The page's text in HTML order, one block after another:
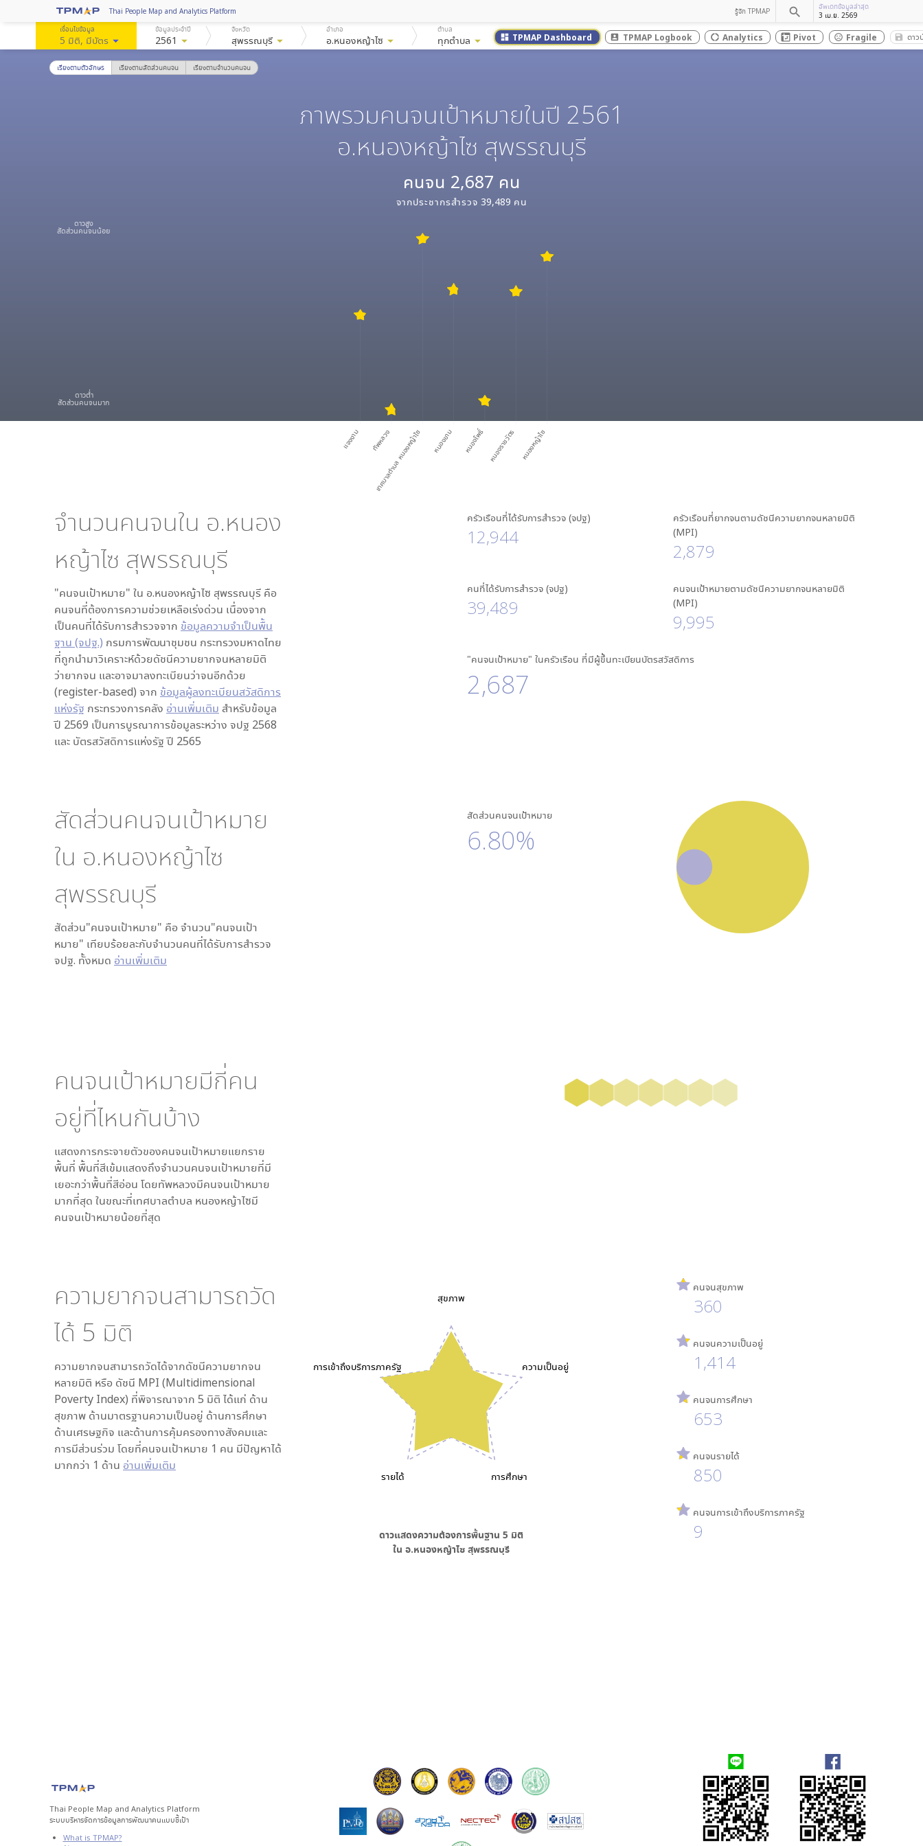
Thai People Map and Analytics Platform รู้จัก TPMAP search
อัพเดทข้อมูลล่าสุด
3 เม.ย. 2569
เงื่อนไขข้อมูล
5 มิติ, มีบัตรarrow_drop_down
ข้อมูลประจำปี
2561 arrow_drop_down
จังหวัด
สุพรรณบุรีarrow_drop_down
อำเภอ
อ.หนองหญ้าไซ arrow_drop_down
ตำบล
ทุกตำบล arrow_drop_down dashboard TPMAP Dashboard account_box TPMAP Logbook donut_large Analytics Pivot sentiment_dissatisfied Fragile ดาว
เรียงตามตัวอักษร เรียงตามสัดส่วนคนจน เรียงตามจำนวนคนจน
ภาพรวมคนจนเป้าหมายในปี 2561
อ.หนองหญ้าไซ สุพรรณบุรี
คนจน 2,687 คน
จากประชากรสำรวจ 39,489 คน
แจงงาม ทัพหลวง
เทศบาลตำบล หนองหญ้าไซ หนองขาม หนองโพธิ์ หนองราชวัตร หนองหญ้าไซ
ดาวสูง
สัดส่วนคนจนน้อย
ดาวต่ำ
สัดส่วนคนจนมาก
จำนวนคนจนใน อ.หนอง
หญ้าไซ สุพรรณบุรี
"คนจนเป้าหมาย" ใน อ.หนองหญ้าไซ สุพรรณบุรี คือ
คนจนที่ต้องการความช่วยเหลือเร่งด่วน เนื่องจาก
เป็นคนที่ได้รับการสำรวจจาก ข้อมูลความจำเป็นพื้น
ฐาน (จปฐ.) กรมการพัฒนาชุมชน กระทรวงมหาดไทย
ที่ถูกนำมาวิเคราะห์ด้วยดัชนีความยากจนหลายมิติ
ว่ายากจน และอาจมาลงทะเบียนว่าจนอีกด้วย
(register-based) จาก ข้อมูลผู้ลงทะเบียนสวัสดิการ
แห่งรัฐ กระทรวงการคลัง อ่านเพิ่มเติม สำหรับข้อมูล
ปี 2569 เป็นการบูรณาการข้อมูลระหว่าง จปฐ 2568
และ บัตรสวัสดิการแห่งรัฐ ปี 2565
ครัวเรือนที่ได้รับการสำรวจ (จปฐ)
12,944
ครัวเรือนที่ยากจนตามดัชนีความยากจนหลายมิติ
(MPI)
2,879
คนที่ได้รับการสำรวจ (จปฐ)
39,489
คนจนเป้าหมายตามดัชนีความยากจนหลายมิติ
(MPI)
9,995
"คนจนเป้าหมาย" ในครัวเรือน ที่มีผู้ขึ้นทะเบียนบัตรสวัสดิการ
2,687
สัดส่วนคนจนเป้าหมาย
ใน อ.หนองหญ้าไซ
สุพรรณบุรี
สัดส่วน"คนจนเป้าหมาย" คือ จำนวน"คนจนเป้า
หมาย" เทียบร้อยละกับจำนวนคนที่ได้รับการสำรวจ
จปฐ. ทั้งหมด อ่านเพิ่มเติม
สัดส่วนคนจนเป้าหมาย
6.80%
คนจนเป้าหมายมีกี่คน
อยู่ที่ไหนกันบ้าง
แสดงการกระจายตัวของคนจนเป้าหมายแยกราย
พื้นที่ พื้นที่สีเข้มแสดงถึงจำนวนคนจนเป้าหมายที่มี
เยอะกว่าพื้นที่สีอ่อน โดยทัพหลวงมีคนจนเป้าหมาย
มากที่สุด ในขณะที่เทศบาลตำบล หนองหญ้าไซมี
คนจนเป้าหมายน้อยที่สุด
ความยากจนสามารถวัด
ได้ 5 มิติ
ความยากจนสามารถวัดได้จากดัชนีความยากจน
หลายมิติ หรือ ดัชนี MPI (Multidimensional
Poverty Index) ที่พิจารณาจาก 5 มิติ ได้แก่ ด้าน
สุขภาพ ด้านมาตรฐานความเป็นอยู่ ด้านการศึกษา
ด้านเศรษฐกิจ และด้านการคุ้มครองทางสังคมและ
การมีส่วนร่วม โดยที่คนจนเป้าหมาย 1 คน มีปัญหาได้
มากกว่า 1 ด้าน อ่านเพิ่มเติม
สุขภาพ
ความเป็นอยู่
การศึกษา
รายได้
การเข้าถึงบริการภาครัฐ
ดาวแสดงความต้องการพื้นฐาน 5 มิติ
ใน อ.หนองหญ้าไซ สุพรรณบุรี
คนจนสุขภาพ
360
คนจนความเป็นอยู่
1,414
คนจนการศึกษา
653
คนจนรายได้
850
คนจนการเข้าถึงบริการภาครัฐ
9
Thai People Map and Analytics Platform
ระบบบริหารจัดการข้อมูลการพัฒนาคนแบบชี้เป้า
What is TPMAP?